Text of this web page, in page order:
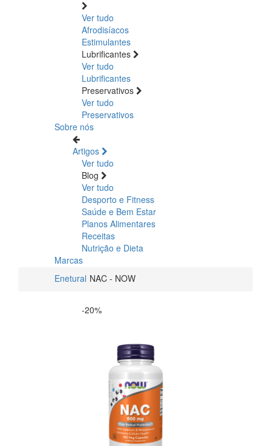
Ver tudo
Afrodisíacos
Estimulantes
Lubrificantes
Ver tudo
Lubrificantes
Preservativos
Ver tudo
Preservativos
Sobre nós
Artigos
Ver tudo
Blog
Ver tudo
Desporto e Fitness
Saúde e Bem Estar
Planos Alimentares
Receitas
Nutrição e Dieta
Marcas
Enetural NAC - NOW
-20%